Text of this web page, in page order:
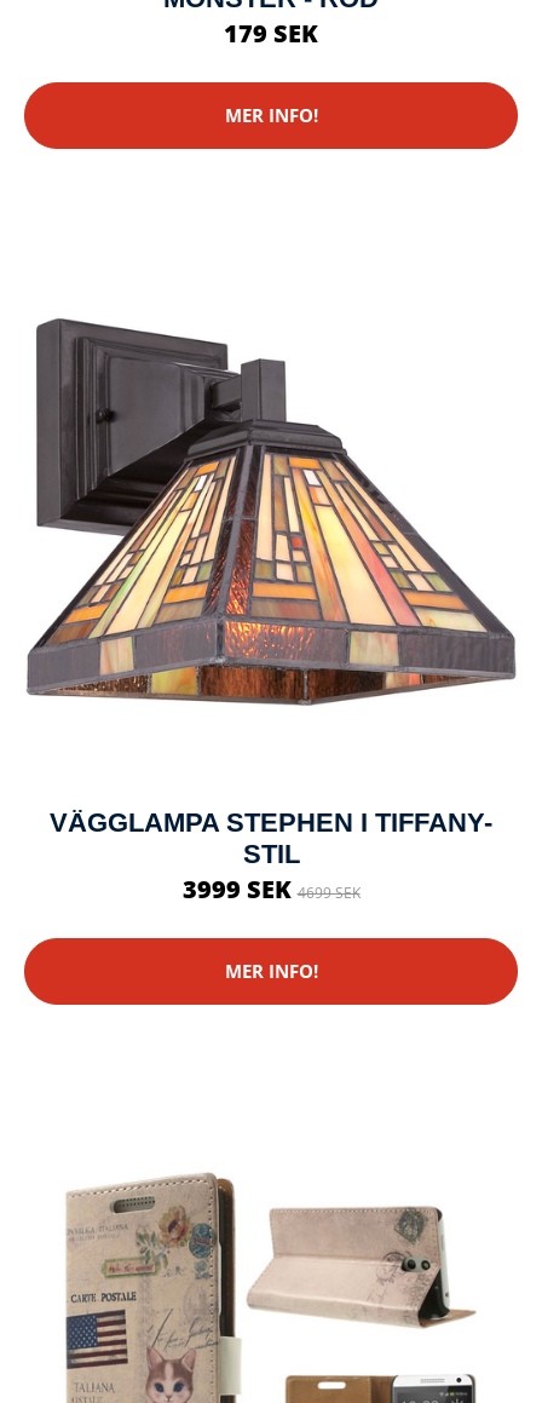
179 SEK
MER INFO!
VÄGGLAMPA STEPHEN I TIFFANY-
STIL
3999 SEK4699 SEK
MER INFO!